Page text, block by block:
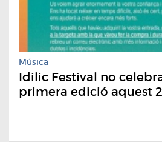
Música
Idilic Festival no
primera edició aquest